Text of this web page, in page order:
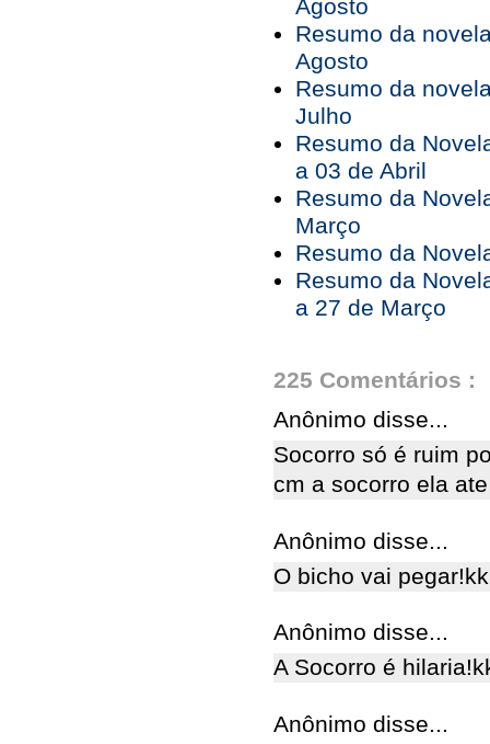
Agosto
Resumo da
Agosto
Resumo da
Julho
Resumo da
a 03 de Abril
Resumo da
Março
Resumo da
Resumo da
a 27 de Março
225 Comentários :
Anônimo disse...
Socorro só é ruim
cm a socorro ela
Anônimo disse...
O bicho vai
Anônimo disse...
A Socorro é
Anônimo disse...